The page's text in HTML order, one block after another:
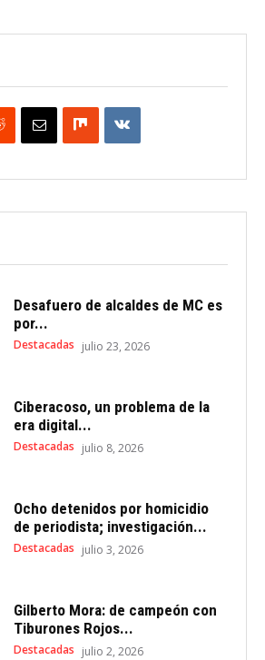
Desafuero de alcaldes de MC es
por...
Destacadas julio 23, 2026
Ciberacoso, un problema de la
era digital...
Destacadas julio 8, 2026
Ocho detenidos por homicidio
de periodista; investigación...
Destacadas julio 3, 2026
Gilberto Mora: de campeón con
Tiburones Rojos...
Destacadas julio 2, 2026